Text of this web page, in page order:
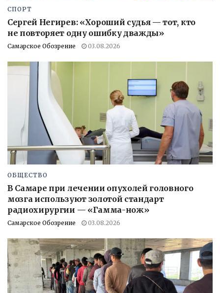
СПОРТ
Сергей Негирев: «Хороший судья — тот, кто
не повторяет одну ошибку дважды»
Самарское Обозрение 03.08.2026
ОБЩЕСТВО
В Самаре при лечении опухолей головного
мозга используют золотой стандарт
радиохирургии — «Гамма-нож»
Самарское Обозрение 03.08.2026